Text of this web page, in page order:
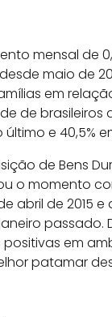
mensal de
maio de
em
de brasileiros
e 40,5%
de Bens
o momento
abril de 2015
passado.
em
patamar